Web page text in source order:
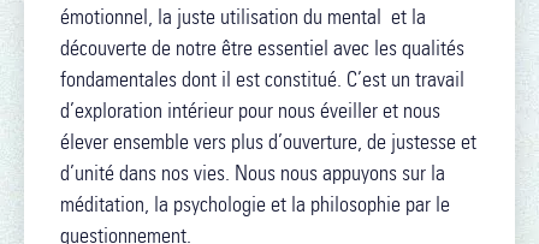
émotionnel, la juste utilisation du mental et la
découverte de notre être essentiel avec les qualités
fondamentales dont il est constitué. C’est un travail
d’exploration intérieur pour nous éveiller et nous
élever ensemble vers plus d’ouverture, de justesse et
d’unité dans nos vies. Nous nous appuyons sur la
méditation, la psychologie et la philosophie par le
questionnement.